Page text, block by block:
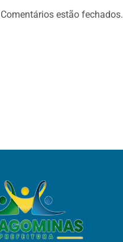
Comentários estão fechados.